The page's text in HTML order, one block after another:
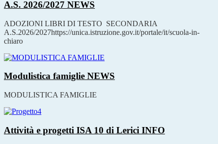
A.S. 2026/2027 NEWS
ADOZIONI LIBRI DI TESTO SECONDARIA
A.S.2026/2027https://unica.istruzione.gov.it/portale/it/scuola-in-
chiaro
Modulistica famiglie NEWS
MODULISTICA FAMIGLIE
Attività e progetti ISA 10 di Lerici INFO